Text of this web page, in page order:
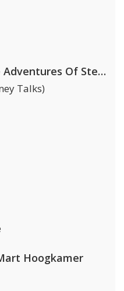
PAWSA & The Adventures Of Stevie V
Talks)
Hoogkamer